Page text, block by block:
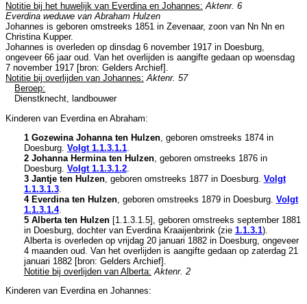
Notitie bij het huwelijk van Everdina en Johannes: Aktenr. 6
Everdina weduwe van Abraham Hulzen
Johannes is geboren omstreeks 1851 in Zevenaar, zoon van Nn Nn en
Christina Kupper.
Johannes is overleden op dinsdag 6 november 1917 in Doesburg,
ongeveer 66 jaar oud. Van het overlijden is aangifte gedaan op woensdag
7 november 1917 [bron: Gelders Archief].
Notitie bij overlijden van Johannes: Aktenr. 57
Beroep:
Dienstknecht, landbouwer
Kinderen van Everdina en Abraham:
1 Gozewina Johanna ten Hulzen, geboren omstreeks 1874 in
Doesburg. Volgt 1.1.3.1.1.
2 Johanna Hermina ten Hulzen, geboren omstreeks 1876 in
Doesburg. Volgt 1.1.3.1.2.
3 Jantje ten Hulzen, geboren omstreeks 1877 in Doesburg. Volgt
1.1.3.1.3.
4 Everdina ten Hulzen, geboren omstreeks 1879 in Doesburg. Volgt
1.1.3.1.4.
5 Alberta ten Hulzen[1.1.3.1.5], geboren omstreeks september 1881
in Doesburg, dochter van Everdina Kraaijenbrink (zie 1.1.3.1).
Alberta is overleden op vrijdag 20 januari 1882 in Doesburg, ongeveer
4 maanden oud. Van het overlijden is aangifte gedaan op zaterdag 21
januari 1882 [bron: Gelders Archief].
Notitie bij overlijden van Alberta: Aktenr. 2
Kinderen van Everdina en Johannes: